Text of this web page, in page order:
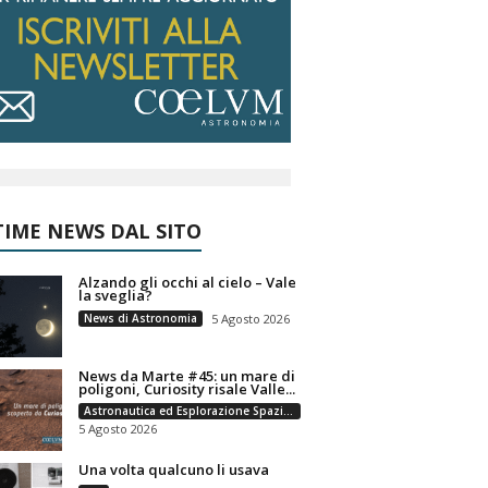
NEWS DAL SITO
Alzando gli occhi al cielo – Vale
la sveglia?
News di Astronomia 5 Agosto 2026
News da Marte #45: un mare di
poligoni, Curiosity risale Valle...
Astronautica ed Esplorazione Spaziale
5 Agosto 2026
Una volta qualcuno li usava